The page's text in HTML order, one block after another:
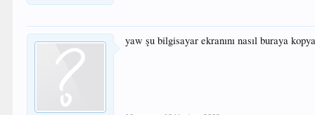
yaw şu bilgisayar ekranını nasıl buraya